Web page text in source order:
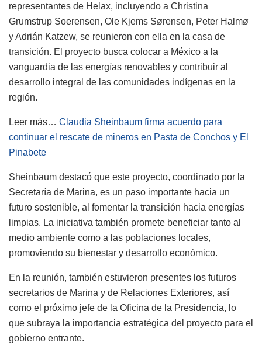
representantes de Helax, incluyendo a Christina
Grumstrup Soerensen, Ole Kjems Sørensen, Peter Halmø
y Adrián Katzew, se reunieron con ella en la casa de
transición. El proyecto busca colocar a México a la
vanguardia de las energías renovables y contribuir al
desarrollo integral de las comunidades indígenas en la
región.
Leer más… Claudia Sheinbaum firma acuerdo para
continuar el rescate de mineros en Pasta de Conchos y El
Pinabete
Sheinbaum destacó que este proyecto, coordinado por la
Secretaría de Marina, es un paso importante hacia un
futuro sostenible, al fomentar la transición hacia energías
limpias. La iniciativa también promete beneficiar tanto al
medio ambiente como a las poblaciones locales,
promoviendo su bienestar y desarrollo económico.
En la reunión, también estuvieron presentes los futuros
secretarios de Marina y de Relaciones Exteriores, así
como el próximo jefe de la Oficina de la Presidencia, lo
que subraya la importancia estratégica del proyecto para el
gobierno entrante.